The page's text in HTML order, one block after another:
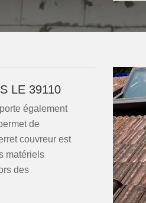
LE 39110
également
de
couvreur est
matériels
des